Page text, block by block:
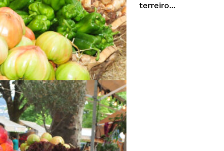
terreiro...